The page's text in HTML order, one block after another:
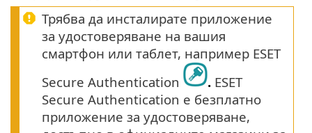
Трябва да инсталирате приложение
за удостоверяване на вашия
смартфон или таблет, например ESET
Secure Authentication
. ESET
Secure Authentication е безплатно
приложение за удостоверяване,